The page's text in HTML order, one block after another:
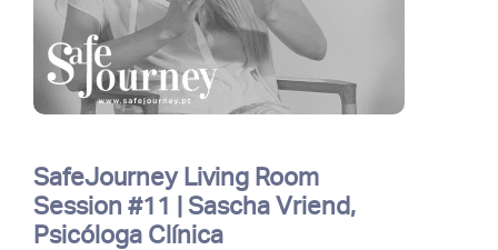
SafeJourney Living Room
Session #11 | Sascha Vriend,
Psicóloga Clínica